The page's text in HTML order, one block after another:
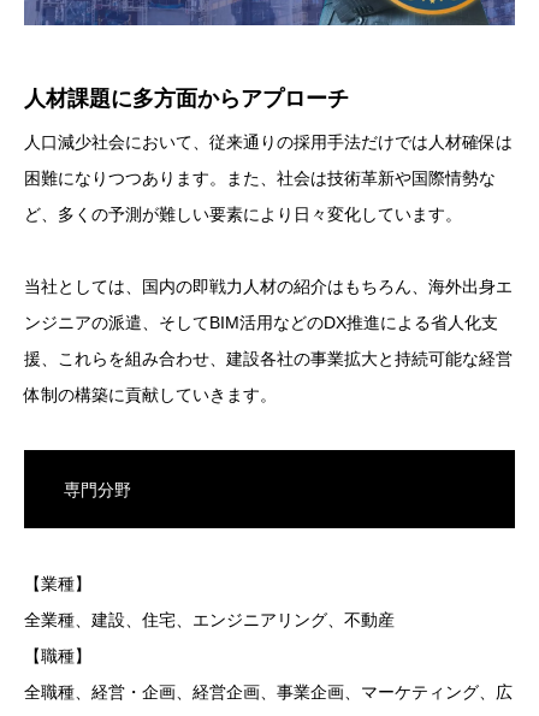
人材課題に多方面からアプローチ
人口減少社会において、従来通りの採用手法だけでは人材確保は
困難になりつつあります。また、社会は技術革新や国際情勢な
ど、多くの予測が難しい要素により日々変化しています。
当社としては、国内の即戦力人材の紹介はもちろん、海外出身エ
ンジニアの派遣、そしてBIM活用などのDX推進による省人化支
援、これらを組み合わせ、建設各社の事業拡大と持続可能な経営
体制の構築に貢献していきます。
専門分野
【業種】
全業種、建設、住宅、エンジニアリング、不動産
【職種】
全職種、経営・企画、経営企画、事業企画、マーケティング、広